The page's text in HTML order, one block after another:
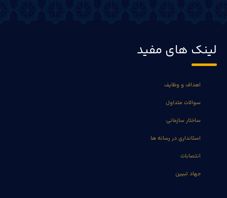
لینک های مفید
اهداف و وظایف
سوالات متداول
ساختار سازمانی
استانداری در رسانه ها
انتصابات
جهاد تبیین